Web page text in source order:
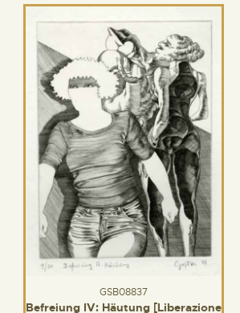
GSB08837
Befreiung IV: Häutung [Liberazione